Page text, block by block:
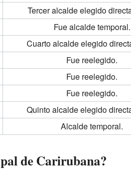
Tercer alcalde elegido
Fue alcalde temporal.
Cuarto alcalde elegido
Fue reelegido.
Fue reelegido.
Fue reelegido.
Quinto alcalde elegido
Alcalde temporal.
de Carirubana?